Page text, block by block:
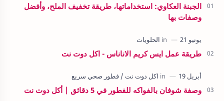
الجبنة العكاوي: استخداماتها، طريقة تخفيف الملح، وأفضل
وصفات بها
طريقة عمل ايس كريم الاناناس - اكل دوت نت
وصفة شوفان بالفواكه للفطور في 5 دقائق | أكل دوت نت